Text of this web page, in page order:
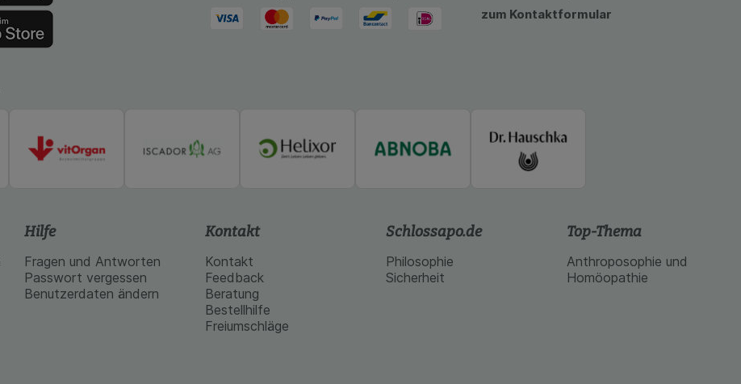
Sie, dass Daten hierfür teilweise an Dritte wie z.B. Google oder soziale
werden.
zum Kontaktformular
Hilfe
Fragen und Antworten
Passwort vergessen
Benutzerdaten ändern
Kontakt
Kontakt
Feedback
Beratung
Bestellhilfe
Freiumschläge
Schlossapo.de
Philosophie
Sicherheit
Top-Thema
Anthroposophie und
Homöopathie